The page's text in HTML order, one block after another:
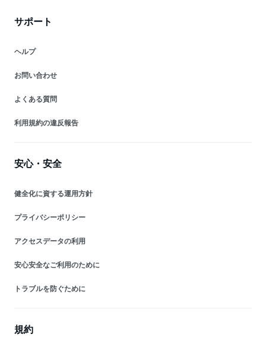
サポート
ヘルプ
お問い合わせ
よくある質問
利用規約の違反報告
安心・安全
健全化に資する運用方針
プライバシーポリシー
アクセスデータの利用
安心安全なご利用のために
トラブルを防ぐために
規約